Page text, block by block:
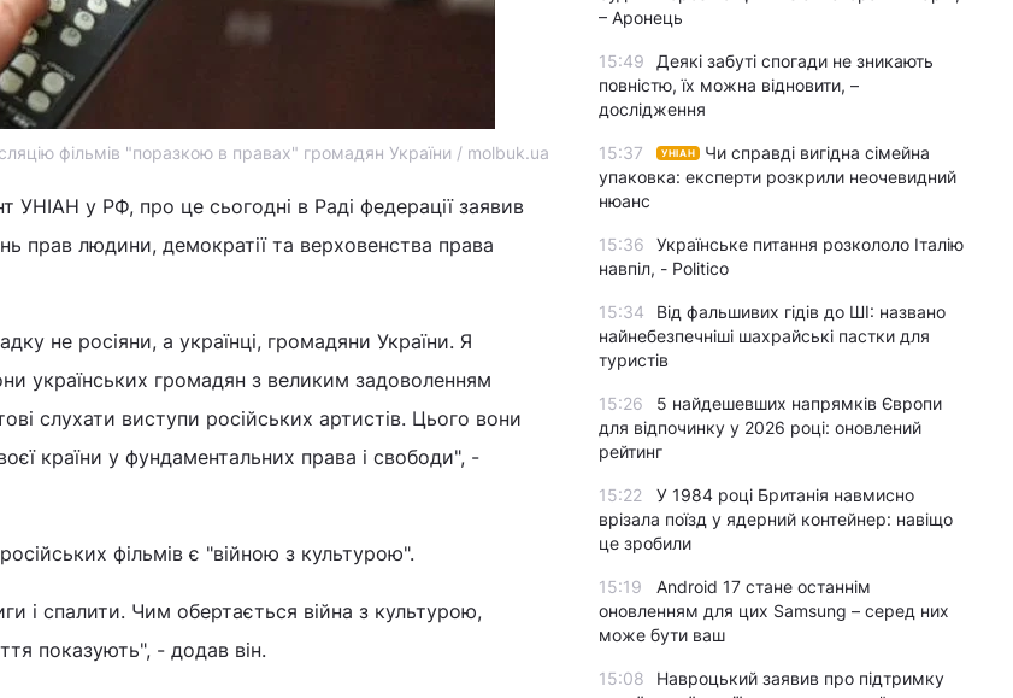
фільмів "поразкою в правах" громадян України / molbuk.ua
УНІАН у РФ, про це сьогодні в Раді федерації заявив
прав людини, демократії та верховенства права
не росіяни, а українці, громадяни України. Я
українських громадян з великим задоволенням
слухати виступи російських артистів. Цього вони
країни у фундаментальних права і свободи", -
фільмів є "війною з культурою".
і спалити. Чим обертається війна з культурою,
показують", - додав він.
– Аронець
15:49
Деякі забуті спогади не зникають
повністю, їх можна відновити, –
дослідження
15:37 УНІАН
Чи справді вигідна сімейна
упаковка: експерти розкрили неочевидний
нюанс
15:36
Українське питання розкололо Італію
навпіл, - Politico
15:34
Від фальшивих гідів до ШІ: названо
найнебезпечніші шахрайські пастки для
туристів
15:26
5 найдешевших напрямків Європи
для відпочинку у 2026 році: оновлений
рейтинг
15:22
У 1984 році Британія навмисно
врізала поїзд у ядерний контейнер: навіщо
це зробили
15:19
Android 17 стане останнім
оновленням для цих Samsung – серед них
може бути ваш
15:08
Навроцький заявив про підтримку